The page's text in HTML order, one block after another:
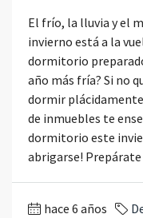
El frío, la lluvia y el
invierno está a la
dormitorio
año más fría? Si no
dormir
de inmuebles te
dormitorio este
abrigarse! Prepárate
hace 6 años